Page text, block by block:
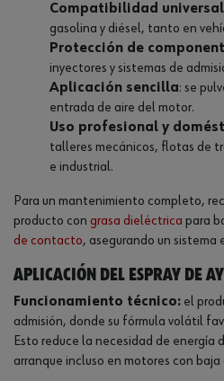
Compatibilidad universal
gasolina y diésel, tanto en
Protección de
inyectores y sistemas de
Aplicación sencilla: se
entrada de aire del motor.
Uso profesional y
talleres mecánicos, flotas de
e industrial.
Para un mantenimiento completo,
producto con grasa dieléctrica para
de contacto, asegurando un
Aplicación del espray de
Funcionamiento técnico: el
admisión, donde su fórmula volátil
Esto reduce la necesidad de
arranque incluso en motores con baja